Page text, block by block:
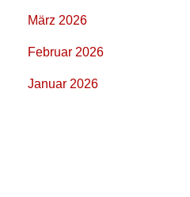
März 2026
Februar 2026
Januar 2026